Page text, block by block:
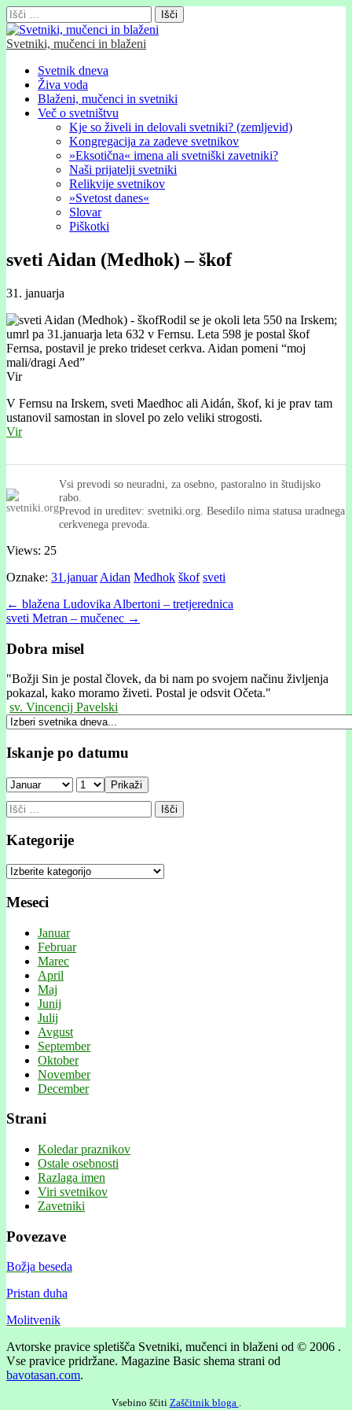
Išči:
Svetniki, mučenci in blaženi
Glavni
meni
Skip
content
Svetnik dneva
Živa voda
Blaženi, mučenci in svetniki
Več o svetništvu
Kje so živeli in delovali svetniki? (zemljevid)
Kongregacija za zadeve svetnikov
»Eksotična« imena ali svetniški zavetniki?
Naši prijatelji svetniki
Relikvije svetnikov
»Svetost danes«
Slovar
Piškotki
sveti Aidan (Medhok) – škof
31. januarja
Rodil se je okoli leta 550 na Irskem;
umrl pa 31.januarja leta 632 v Fernsu. Leta 598 je postal škof
Fernsa, postavil je preko trideset cerkva. Aidan pomeni “moj
mali/dragi Aed”
Vir
V Fernsu na Irskem, sveti Maedhoc ali Aidán, škof, ki je prav tam
ustanovil samostan in slovel po zelo veliki strogosti.
Vir
Vsi prevodi so neuradni, za osebno, pastoralno in študijsko
rabo.
Prevod in ureditev: svetniki.org. Besedilo nima statusa uradnega
cerkvenega prevoda.
Views: 25
Oznake: 31.januar Aidan Medhok škof sveti
Post
navigation
← blažena Ludovika Albertoni – tretjerednica
sveti Metran – mučenec →
Dobra misel
"Božji Sin je postal človek, da bi nam po svojem načinu življenja
pokazal, kako moramo živeti. Postal je odsvit Očeta."
sv. Vincencij Pavelski
Iskanje po datumu
Prikaži
Išči:
Kategorije
Kategorije
Meseci
Januar
Februar
Marec
April
Maj
Junij
Julij
Avgust
September
Oktober
November
December
Strani
Koledar praznikov
Ostale osebnosti
Razlaga imen
Viri svetnikov
Zavetniki
Povezave
Božja beseda
Pristan duha
Molitvenik
Avtorske pravice spletišča Svetniki, mučenci in blaženi od © 2006 .
Vse pravice pridržane. Magazine Basic shema strani od
bavotasan.com.
Vsebino ščiti Zaščitnik bloga .